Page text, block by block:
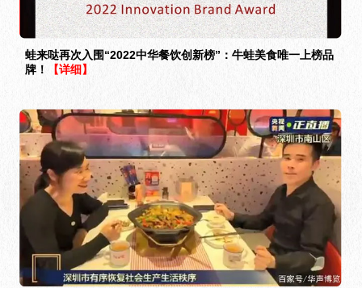
蛙来哒再次入围“2022中华餐饮创新榜”：牛蛙美食唯一上榜品
牌！
【详细】